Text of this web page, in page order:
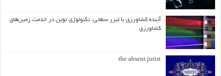
آینده کشاورزی با لیزر سطحی: تکنولوژی نوین در خدمت زمین‌های
کشاورزی
the absent jurist